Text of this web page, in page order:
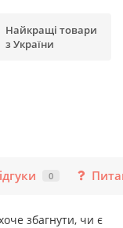
Найкращі товари
з України
0
збагнути, чи є